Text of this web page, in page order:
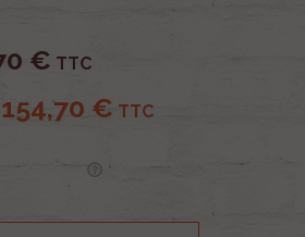
€ TTC
154,70 € TTC